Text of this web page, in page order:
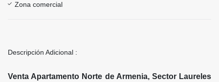
Zona comercial
Descripción Adicional :
Venta Apartamento Norte de Armenia, Sector Laureles